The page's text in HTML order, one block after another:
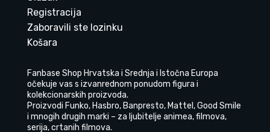
Registracija
Zaboravili ste lozinku
Košara
Fanbase Shop Hrvatska i Srednja i Istočna Europa
očekuje vas s izvanrednom ponudom figura i
kolekcionarskih proizvoda.
Proizvodi Funko, Hasbro, Banpresto, Mattel, Good Smile
i mnogih drugih marki – za ljubitelje animea, filmova,
serija, crtanih filmova.